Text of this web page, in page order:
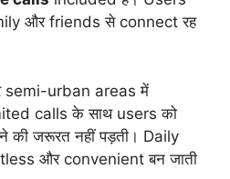
और friends से connect रह
urban areas में
calls के साथ users को
जरूरत नहीं पड़ती। Daily
और convenient बन जाती